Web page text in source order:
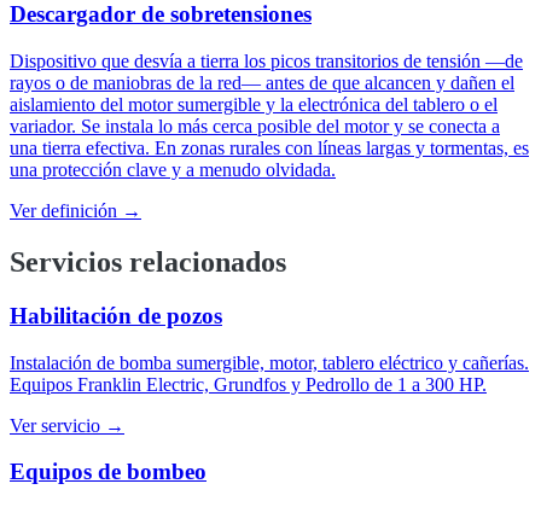
Descargador de sobretensiones
Dispositivo que desvía a tierra los picos transitorios de tensión —de
rayos o de maniobras de la red— antes de que alcancen y dañen el
aislamiento del motor sumergible y la electrónica del tablero o el
variador. Se instala lo más cerca posible del motor y se conecta a
una tierra efectiva. En zonas rurales con líneas largas y tormentas, es
una protección clave y a menudo olvidada.
Ver definición →
Servicios relacionados
Habilitación de pozos
Instalación de bomba sumergible, motor, tablero eléctrico y cañerías.
Equipos Franklin Electric, Grundfos y Pedrollo de 1 a 300 HP.
Ver servicio →
Equipos de bombeo